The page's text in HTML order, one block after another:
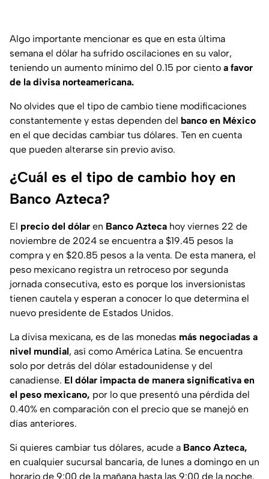
Algo importante mencionar es que en esta última
semana el dólar ha sufrido oscilaciones en su valor,
teniendo un aumento mínimo del 0.15 por ciento a favor
de la divisa norteamericana.
No olvides que el tipo de cambio tiene modificaciones
constantemente y estas dependen del banco en México
en el que decidas cambiar tus dólares. Ten en cuenta
que pueden alterarse sin previo aviso.
¿Cuál es el tipo de cambio hoy en
Banco Azteca?
El precio del dólar en Banco Azteca hoy viernes 22 de
noviembre de 2024 se encuentra a $19.45 pesos la
compra y en $20.85 pesos a la venta. De esta manera, el
peso mexicano registra un retroceso por segunda
jornada consecutiva, esto es porque los inversionistas
tienen cautela y esperan a conocer lo que determina el
nuevo presidente de Estados Unidos.
La divisa mexicana, es de las monedas más negociadas a
nivel mundial, así como América Latina. Se encuentra
solo por detrás del dólar estadounidense y del
canadiense. El dólar impacta de manera significativa en
el peso mexicano, por lo que presentó una pérdida del
0.40% en comparación con el precio que se manejó en
días anteriores.
Si quieres cambiar tus dólares, acude a Banco Azteca,
en cualquier sucursal bancaria, de lunes a domingo en un
horario de 9:00 de la mañana hasta las 9:00 de la noche.